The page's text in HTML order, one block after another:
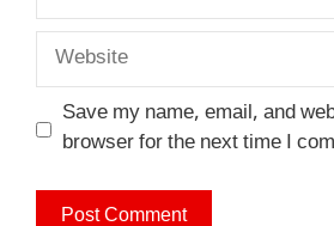
Website
Save my name, email, and
browser for the next time I